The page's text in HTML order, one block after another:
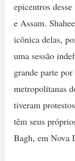
epicentros
e Assam.
icônica delas,
uma sessão
grande parte
metropolitanas
tiveram
têm seus
Bagh, em Nova